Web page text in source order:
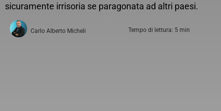
sicuramente irrisoria se paragonata ad altri paesi.
Carlo Alberto Micheli Tempo di lettura: 5 min